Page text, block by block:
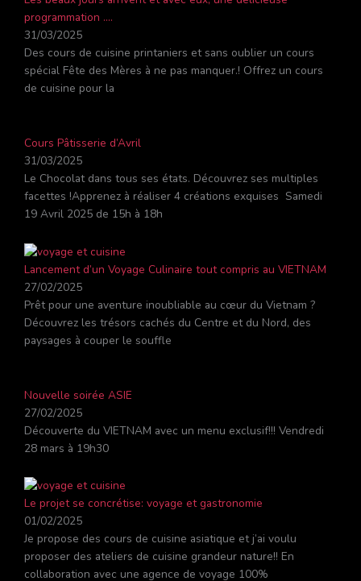
programmation ….
31/03/2025
Des cours de cuisine printaniers et sans oublier un cours
spécial Fête des Mères à ne pas manquer.! Offrez un cours
de cuisine pour la
Cours Pâtisserie d’Avril
31/03/2025
Le Chocolat dans tous ses états. Découvrez ses multiples
facettes !Apprenez à réaliser 4 créations exquises Samedi
19 Avril 2025 de 15h à 18h
Lancement d’un Voyage Culinaire tout compris au VIETNAM
27/02/2025
Prêt pour une aventure inoubliable au cœur du Vietnam ?
Découvrez les trésors cachés du Centre et du Nord, des
paysages à couper le souffle
Nouvelle soirée ASIE
27/02/2025
Découverte du VIETNAM avec un menu exclusif!!! Vendredi
28 mars à 19h30
Le projet se concrétise: voyage et gastronomie
01/02/2025
Je propose des cours de cuisine asiatique et j’ai voulu
proposer des ateliers de cuisine grandeur nature!! En
collaboration avec une agence de voyage 100%